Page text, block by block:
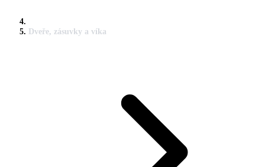
Dveře, zásuvky a víka